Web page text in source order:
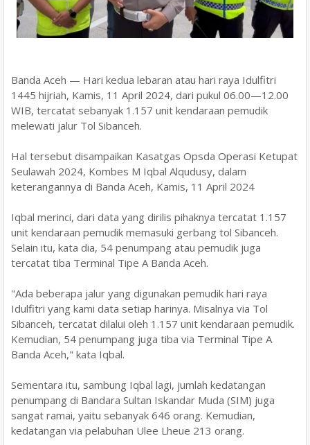
Banda Aceh — Hari kedua lebaran atau hari raya Idulfitri
1445 hijriah, Kamis, 11 April 2024, dari pukul 06.00—12.00
WIB, tercatat sebanyak 1.157 unit kendaraan pemudik
melewati jalur Tol Sibanceh.
Hal tersebut disampaikan Kasatgas Opsda Operasi Ketupat
Seulawah 2024, Kombes M Iqbal Alqudusy, dalam
keterangannya di Banda Aceh, Kamis, 11 April 2024
Iqbal merinci, dari data yang dirilis pihaknya tercatat 1.157
unit kendaraan pemudik memasuki gerbang tol Sibanceh.
Selain itu, kata dia, 54 penumpang atau pemudik juga
tercatat tiba Terminal Tipe A Banda Aceh.
"Ada beberapa jalur yang digunakan pemudik hari raya
Idulfitri yang kami data setiap harinya. Misalnya via Tol
Sibanceh, tercatat dilalui oleh 1.157 unit kendaraan pemudik.
Kemudian, 54 penumpang juga tiba via Terminal Tipe A
Banda Aceh," kata Iqbal.
Sementara itu, sambung Iqbal lagi, jumlah kedatangan
penumpang di Bandara Sultan Iskandar Muda (SIM) juga
sangat ramai, yaitu sebanyak 646 orang. Kemudian,
kedatangan via pelabuhan Ulee Lheue 213 orang.